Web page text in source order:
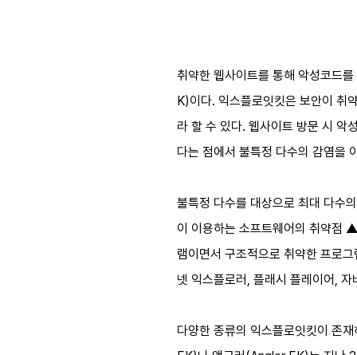
취약한 웹사이트를 통해 악성코드
K)이다. 익스플로잇킷은 보안이 취
라 할 수 있다. 웹사이트 방문 시 악
다는 점에서 불특정 다수의 감염을
불특정 다수를 대상으로 최대 다수
이 이용하는 소프트웨어의 취약점
램이면서 구조적으로 취약한 프로
넷 익스플로러, 플래시 플레이어,
다양한 종류의 익스플로잇킷이 존